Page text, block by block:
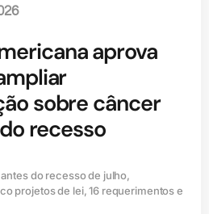
aprova
sobre câncer
recesso
do recesso de julho,
projetos de lei, 16 requerimentos e